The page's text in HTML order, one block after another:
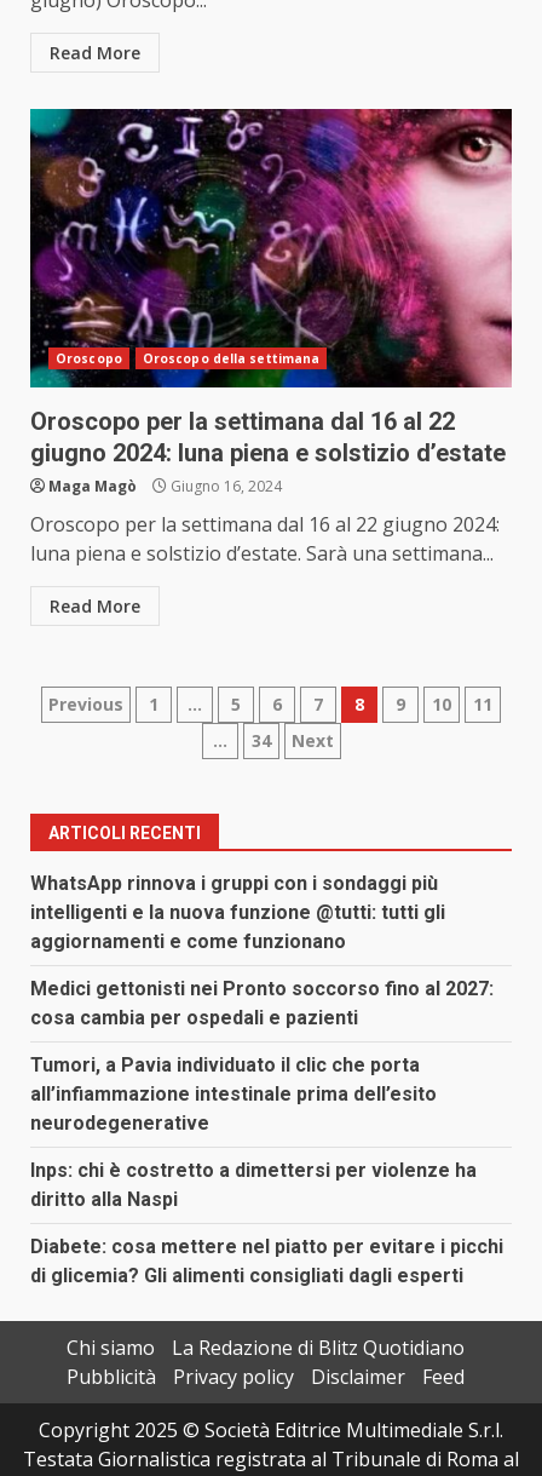
Read More
Oroscopo Oroscopo della settimana
Oroscopo per la settimana dal 16 al 22
giugno 2024: luna piena e solstizio d’estate
Maga Magò Giugno 16, 2024
Oroscopo per la settimana dal 16 al 22 giugno 2024:
luna piena e solstizio d’estate. Sarà una settimana...
Read More
Paginazione
articoli
Previous 1 … 5 6 7 8 9 10
11
…
34 Next
ARTICOLI RECENTI
WhatsApp rinnova i gruppi con i sondaggi più
intelligenti e la nuova funzione @tutti: tutti gli
aggiornamenti e come funzionano
Medici gettonisti nei Pronto soccorso fino al 2027:
cosa cambia per ospedali e pazienti
Tumori, a Pavia individuato il clic che porta
all’infiammazione intestinale prima dell’esito
neurodegenerative
Inps: chi è costretto a dimettersi per violenze ha
diritto alla Naspi
Diabete: cosa mettere nel piatto per evitare i picchi
di glicemia? Gli alimenti consigliati dagli esperti
Chi siamo
La Redazione di Blitz Quotidiano
Pubblicità
Privacy policy Disclaimer
Feed
Copyright 2025 © Società Editrice Multimediale S.r.l.
Testata Giornalistica registrata al Tribunale di Roma al